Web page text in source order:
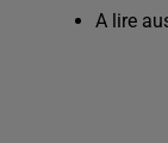
A lire